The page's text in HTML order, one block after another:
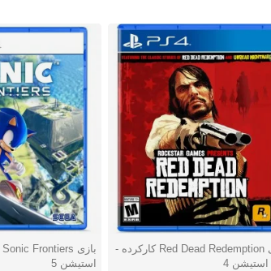
دوست داشتن
بازی Red Dead Redemption کارکرده -
4
دوست داشتن
استیشن 5